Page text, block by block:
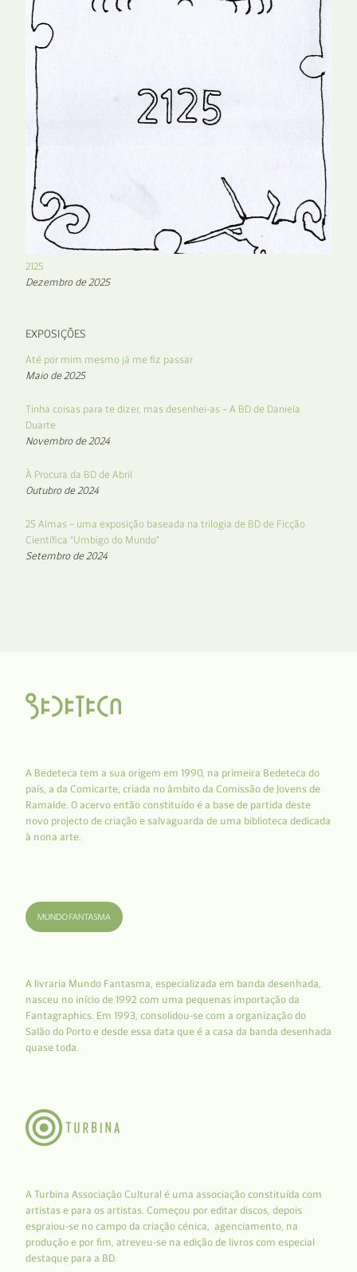
2125
Dezembro de 2025
EXPOSIÇÕES
Até por mim mesmo já me fiz passar
Maio de 2025
Tinha coisas para te dizer, mas desenhei-as – A BD de Daniela
Duarte
Novembro de 2024
À Procura da BD de Abril
Outubro de 2024
25 Almas – uma exposição baseada na trilogia de BD de Ficção
Científica “Umbigo do Mundo”
Setembro de 2024
A Bedeteca tem a sua origem em 1990, na primeira Bedeteca do
país, a da Comicarte, criada no âmbito da Comissão de Jovens de
Ramalde. O acervo então constituído é a base de partida deste
novo projecto de criação e salvaguarda de uma biblioteca dedicada
à nona arte.
A livraria Mundo Fantasma, especializada em banda desenhada,
nasceu no início de 1992 com uma pequenas importação da
Fantagraphics. Em 1993, consolidou-se com a organização do
Salão do Porto e desde essa data que é a casa da banda desenhada
quase toda.
A Turbina Associação Cultural é uma associação constituída com
artistas e para os artistas. Começou por editar discos, depois
espraiou-se no campo da criação cénica, agenciamento, na
produção e por fim, atreveu-se na edição de livros com especial
destaque para a BD.